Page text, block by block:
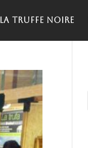
La truffe noire